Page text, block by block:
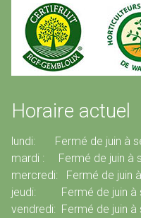
Horaire actuel
lundi: Fermé de juin à
mardi : Fermé de juin à
mercredi: Fermé de juin
jeudi: Fermé de juin à
vendredi: Fermé de juin à